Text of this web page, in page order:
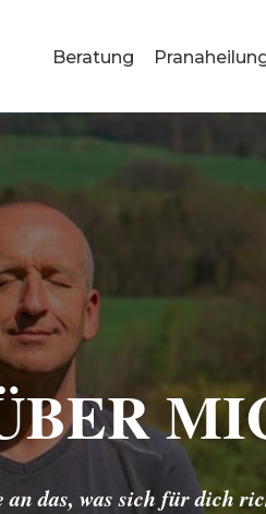
Beratung
an das, was sich für dich